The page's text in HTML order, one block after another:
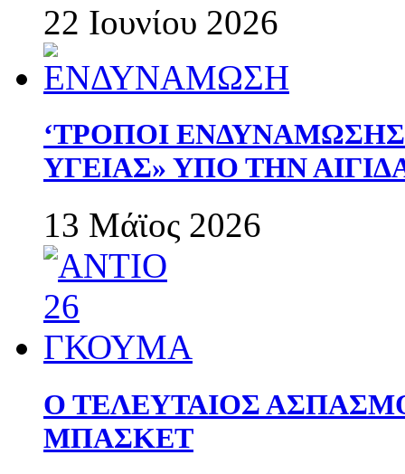
22 Ιουνίου 2026
‘ΤΡΟΠΟΙ
ΥΓΕΙΑΣ» ΥΠΟ ΤΗΝ
13 Μάϊος 2026
Ο ΤΕΛΕΥΤΑΙΟΣ
ΜΠΑΣΚΕΤ